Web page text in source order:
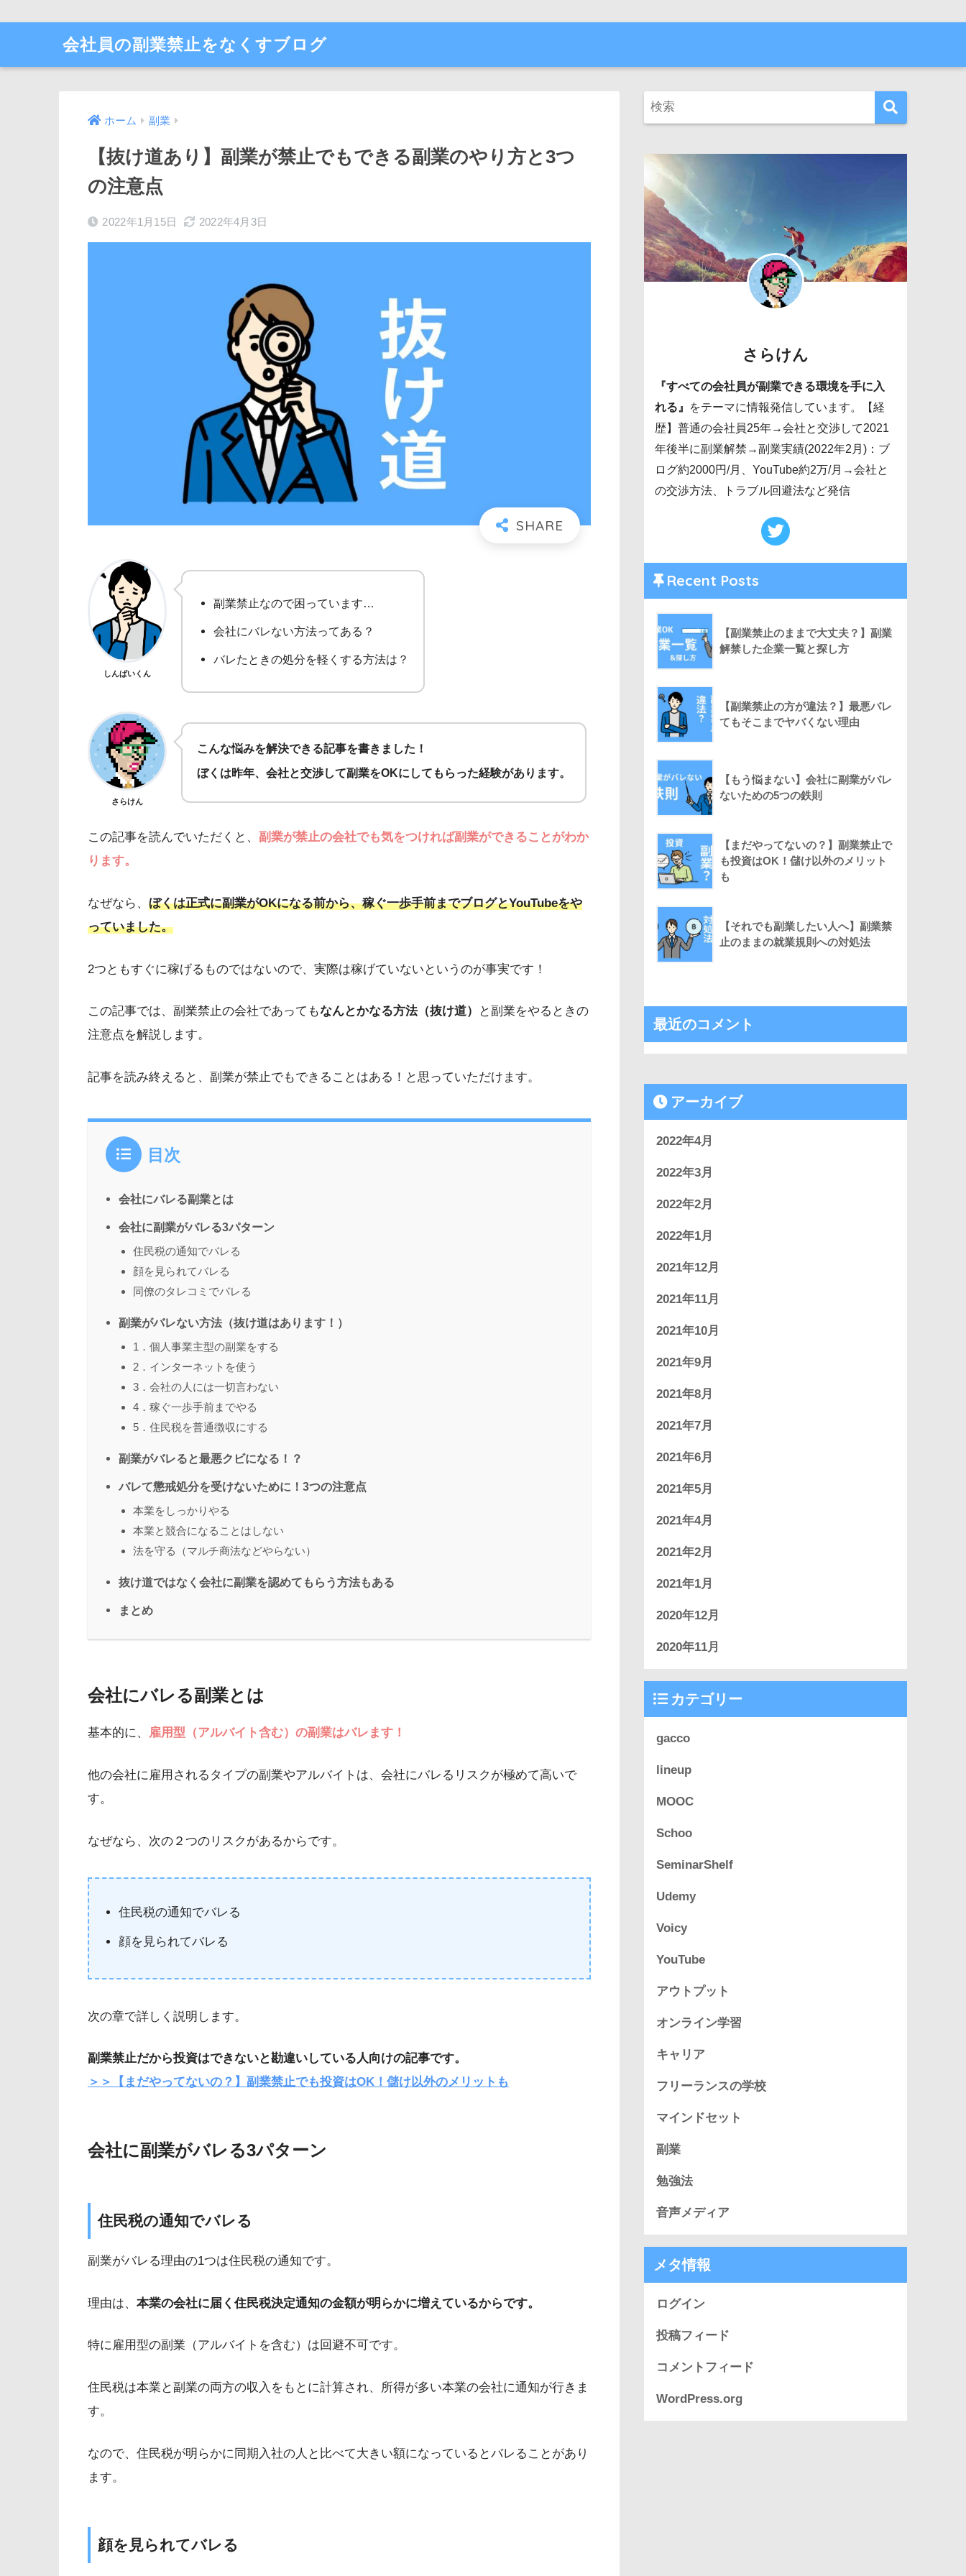
会社員の副業禁止をなくすブログ
ホーム 副業
【抜け道あり】副業が禁止でもできる副業のやり方と3つ
の注意点
2022年1月15日 2022年4月3日
しんぱいくん
副業禁止なので困っています…
会社にバレない方法ってある？
バレたときの処分を軽くする方法は？
さらけん
こんな悩みを解決できる記事を書きました！
ぼくは昨年、会社と交渉して副業をOKにしてもらった経験があります。
この記事を読んでいただくと、 副業が禁止の会社でも気をつければ副業ができることがわか
ります。
なぜなら、 ぼくは正式に副業がOKになる前から、稼ぐ一歩手前までブログとYouTubeをや
っていました。
2つともすぐに稼げるものではないので、実際は稼げていないというのが事実です！
この記事では、副業禁止の会社であってもなんとかなる方法（抜け道）
と副業をやるときの
注意点を解説します。
記事を読み終えると、副業が禁止でもできることはある！と思っていただけます。
目次
会社にバレる副業とは
会社に副業がバレる3パターン
住民税の通知でバレる
顔を見られてバレる
同僚のタレコミでバレる
副業がバレない方法（抜け道はあります！）
1．個人事業主型の副業をする
2．インターネットを使う
3．会社の人には一切言わない
4．稼ぐ一歩手前までやる
5．住民税を普通徴収にする
副業がバレると最悪クビになる！？
バレて懲戒処分を受けないために！3つの注意点
本業をしっかりやる
本業と競合になることはしない
法を守る（マルチ商法などやらない）
抜け道ではなく会社に副業を認めてもらう方法もある
まとめ
会社にバレる副業とは
基本的に、 雇用型（アルバイト含む）の副業はバレます！
他の会社に雇用されるタイプの副業やアルバイトは、会社にバレるリスクが極めて高いで
す。
なぜなら、次の２つのリスクがあるからです。
住民税の通知でバレる
顔を見られてバレる
次の章で詳しく説明します。
副業禁止だから投資はできないと勘違いしている人向けの記事です。
＞＞【まだやってないの？】副業禁止でも投資はOK！儲け以外のメリットも
会社に副業がバレる3パターン
住民税の通知でバレる
副業がバレる理由の1つは住民税の通知です。
理由は、 本業の会社に届く住民税決定通知の金額が明らかに増えているからです。
特に雇用型の副業（アルバイトを含む）は回避不可です。
住民税は本業と副業の両方の収入をもとに計算され、所得が多い本業の会社に通知が行きま
す。
なので、住民税が明らかに同期入社の人と比べて大きい額になっているとバレることがあり
ます。
顔を見られてバレる
さらけん
『すべての会社員が副業できる環境を手に入
れる』
をテーマに情報発信しています。【経
歴】普通の会社員25年→会社と交渉して2021
年後半に副業解禁→副業実績(2022年2月)：ブ
ログ約2000円/月、YouTube約2万/月→会社と
の交渉方法、トラブル回避法など発信
Recent Posts
【副業禁止のままで大丈夫？】副業
解禁した企業一覧と探し方
【副業禁止の方が違法？】最悪バレ
てもそこまでヤバくない理由
【もう悩まない】会社に副業がバレ
ないための5つの鉄則
【まだやってないの？】副業禁止で
も投資はOK！儲け以外のメリット
も
【それでも副業したい人へ】副業禁
止のままの就業規則への対処法
最近のコメント
アーカイブ
2022年4月
2022年3月
2022年2月
2022年1月
2021年12月
2021年11月
2021年10月
2021年9月
2021年8月
2021年7月
2021年6月
2021年5月
2021年4月
2021年2月
2021年1月
2020年12月
2020年11月
カテゴリー
gacco
lineup
MOOC
Schoo
SeminarShelf
Udemy
Voicy
YouTube
アウトプット
オンライン学習
キャリア
フリーランスの学校
マインドセット
副業
勉強法
音声メディア
メタ情報
ログイン
投稿フィード
コメントフィード
WordPress.org